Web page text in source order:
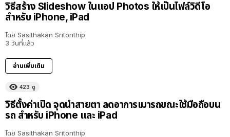
วิธีสร้าง Slideshow ในแอป Photos ให้เป็นไฟล์วิดีโอ
สำหรับ iPhone, iPad
โดย Sasithakan Sritonthip
3 วันที่แล้ว
อ่านเพิ่มเติม
423 ดู
วิธีตั้งค่าเปิด จุดนำสายตา ลดอาการเมารถขณะใช้มือถือบน
รถ สำหรับ iPhone และ iPad
โดย Sasithakan Sritonthip